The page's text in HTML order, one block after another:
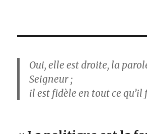
Oui, elle est droite, la
Seigneur ;
il est fidèle en tout ce qu’il